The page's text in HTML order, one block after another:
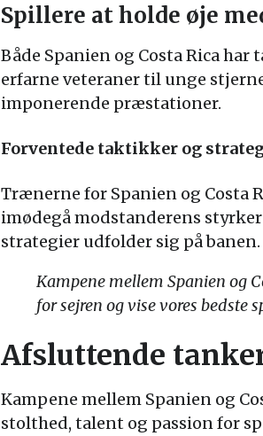
Spillere at holde øje
Både Spanien og Costa Rica
erfarne veteraner til unge
imponerende præstationer.
Forventede taktikker og
Trænerne for Spanien og Costa
imødegå modstanderens
strategier udfolder sig på banen.
Kampene mellem Spanien og
for sejren og vise vores bedste
Afsluttende
Kampene mellem Spanien og
stolthed, talent og passion for